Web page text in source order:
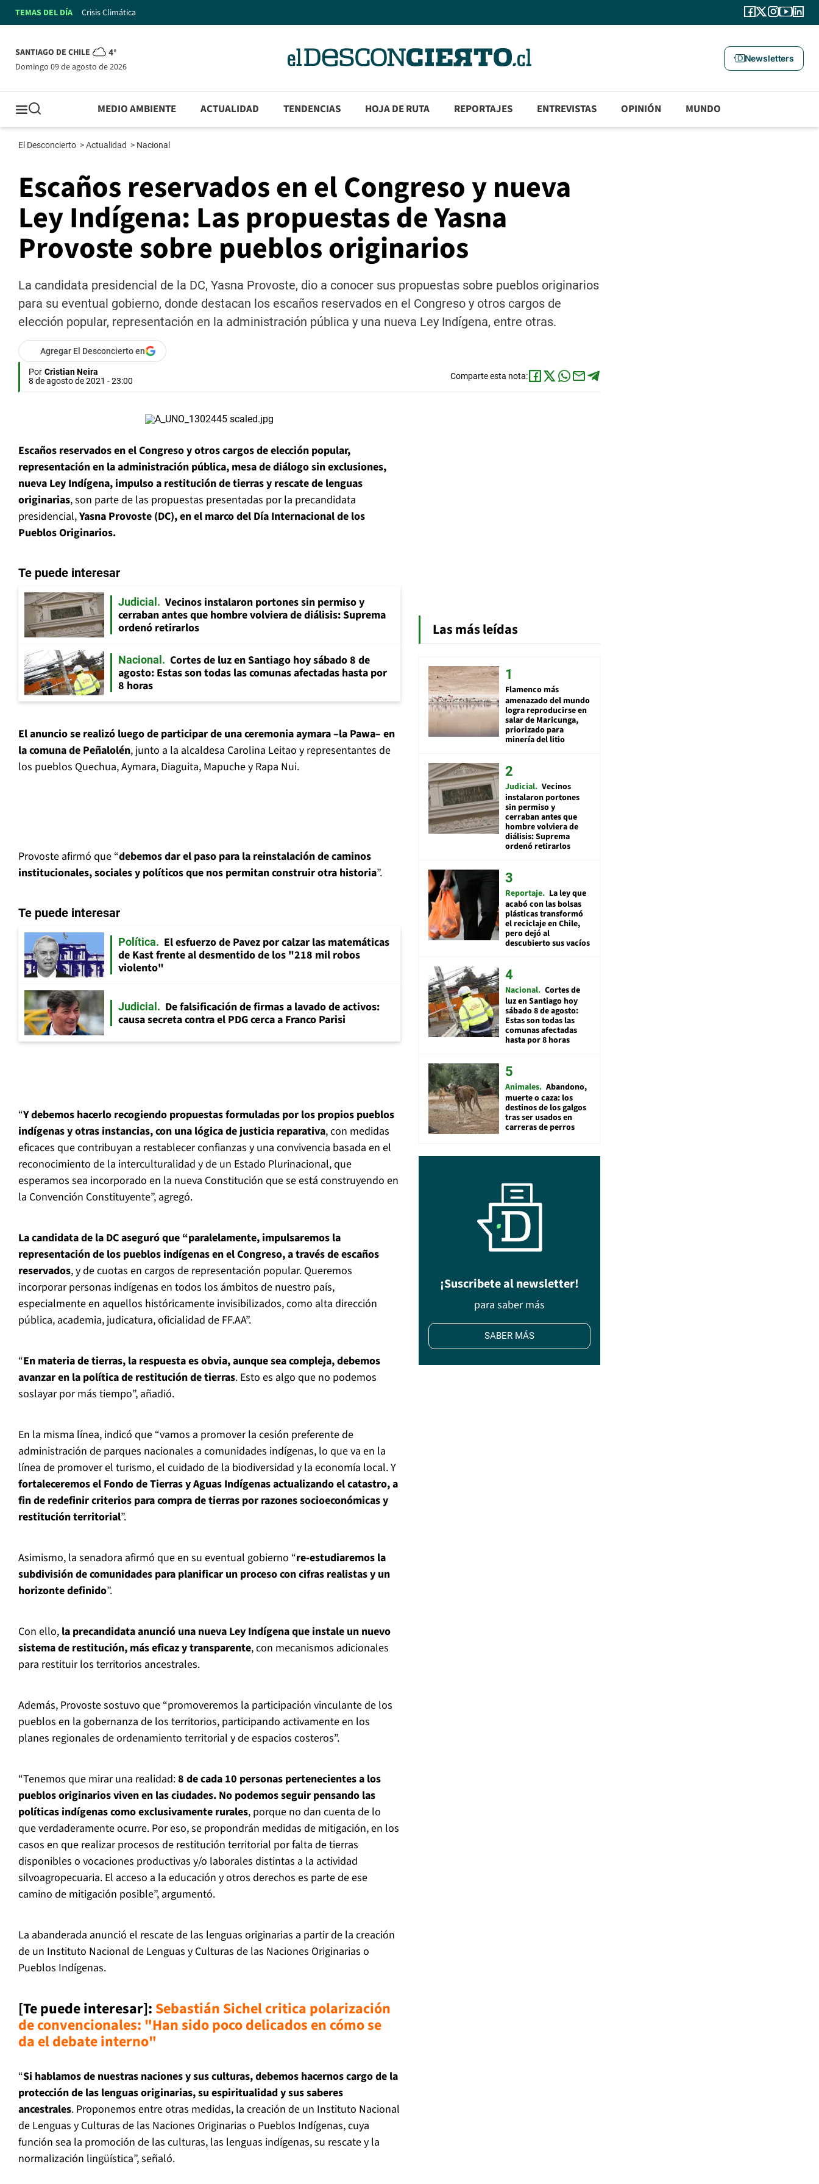
TEMAS DEL DÍA Crisis Climática
SANTIAGO DE CHILE 4°
domingo 09 de agosto de 2026
Newsletters
MEDIO AMBIENTE ACTUALIDAD TENDENCIAS HOJA DE RUTA REPORTAJES ENTREVISTAS OPINIÓN MUNDO
El Desconcierto >Actualidad > Nacional
Escaños reservados en el Congreso y nueva
Ley Indígena: Las propuestas de Yasna
Provoste sobre pueblos originarios
La candidata presidencial de la DC, Yasna Provoste, dio a conocer sus propuestas sobre pueblos originarios
para su eventual gobierno, donde destacan los escaños reservados en el Congreso y otros cargos de
elección popular, representación en la administración pública y una nueva Ley Indígena, entre otras.
Agregar El Desconcierto en
Por Cristian Neira
8 de agosto de 2021 - 23:00
Comparte esta nota:
Escaños reservados en el Congreso y otros cargos de elección popular,
representación en la administración pública, mesa de diálogo sin exclusiones,
nueva Ley Indígena, impulso a restitución de tierras y rescate de lenguas
originarias, son parte de las propuestas presentadas por la precandidata
presidencial,Yasna Provoste (DC), en el marco del Día Internacional de los
Pueblos Originarios.
Te puede interesar
Judicial
Vecinos instalaron portones sin permiso y
cerraban antes que hombre volviera de diálisis: Suprema
ordenó retirarlos
Nacional
Cortes de luz en Santiago hoy sábado 8 de
agosto: Estas son todas las comunas afectadas hasta por
8 horas
El anuncio se realizó luego de participar de una ceremonia aymara –la Pawa– en
la comuna de Peñalolén, junto a la alcaldesa Carolina Leitao y representantes de
los pueblos Quechua, Aymara, Diaguita, Mapuche y Rapa Nui.
Provoste afirmó que “debemos dar el paso para la reinstalación de caminos
institucionales, sociales y políticos que nos permitan construir otra historia”.
Te puede interesar
Política
El esfuerzo de Pavez por calzar las matemáticas
de Kast frente al desmentido de los "218 mil robos
violento"
Judicial
De falsificación de firmas a lavado de activos:
causa secreta contra el PDG cerca a Franco Parisi
“Y debemos hacerlo recogiendo propuestas formuladas por los propios pueblos
indígenas y otras instancias, con una lógica de justicia reparativa, con medidas
eficaces que contribuyan a restablecer confianzas y una convivencia basada en el
reconocimiento de la interculturalidad y de un Estado Plurinacional, que
esperamos sea incorporado en la nueva Constitución que se está construyendo en
la Convención Constituyente”, agregó.
La candidata de la DC aseguró que “paralelamente, impulsaremos la
representación de los pueblos indígenas en el Congreso, a través de escaños
reservados, y de cuotas en cargos de representación popular. Queremos
incorporar personas indígenas en todos los ámbitos de nuestro país,
especialmente en aquellos históricamente invisibilizados, como alta dirección
pública, academia, judicatura, oficialidad de FF.AA”.
“En materia de tierras, la respuesta es obvia, aunque sea compleja, debemos
avanzar en la política de restitución de tierras. Esto es algo que no podemos
soslayar por más tiempo”, añadió.
En la misma línea, indicó que “vamos a promover la cesión preferente de
administración de parques nacionales a comunidades indígenas, lo que va en la
línea de promover el turismo, el cuidado de la biodiversidad y la economía local. Y
fortaleceremos el Fondo de Tierras y Aguas Indígenas actualizando el catastro, a
fin de redefinir criterios para compra de tierras por razones socioeconómicas y
restitución territorial”.
Asimismo, la senadora afirmó que en su eventual gobierno “re-estudiaremos la
subdivisión de comunidades para planificar un proceso con cifras realistas y un
horizonte definido”.
Con ello, la precandidata anunció una nueva Ley Indígena que instale un nuevo
sistema de restitución, más eficaz y transparente, con mecanismos adicionales
para restituir los territorios ancestrales.
Además, Provoste sostuvo que “promoveremos la participación vinculante de los
pueblos en la gobernanza de los territorios, participando activamente en los
planes regionales de ordenamiento territorial y de espacios costeros”.
“Tenemos que mirar una realidad:8 de cada 10 personas pertenecientes a los
pueblos originarios viven en las ciudades. No podemos seguir pensando las
políticas indígenas como exclusivamente rurales, porque no dan cuenta de lo
que verdaderamente ocurre. Por eso, se propondrán medidas de mitigación, en los
casos en que realizar procesos de restitución territorial por falta de tierras
disponibles o vocaciones productivas y/o laborales distintas a la actividad
silvoagropecuaria. El acceso a la educación y otros derechos es parte de ese
camino de mitigación posible”, argumentó.
La abanderada anunció el rescate de las lenguas originarias a partir de la creación
de un Instituto Nacional de Lenguas y Culturas de las Naciones Originarias o
Pueblos Indígenas.
[Te puede interesar]: Sebastián Sichel critica polarización
de convencionales: "Han sido poco delicados en cómo se
da el debate interno"
“Si hablamos de nuestras naciones y sus culturas, debemos hacernos cargo de la
protección de las lenguas originarias, su espiritualidad y sus saberes
ancestrales. Proponemos entre otras medidas, la creación de un Instituto Nacional
de Lenguas y Culturas de las Naciones Originarias o Pueblos Indígenas, cuya
función sea la promoción de las culturas, las lenguas indígenas, su rescate y la
normalización lingüística”, señaló.
Las más leídas
Flamenco más
amenazado del mundo
logra reproducirse en
salar de Maricunga,
priorizado para
minería del litio
Judicial Vecinos
instalaron portones
sin permiso y
cerraban antes que
hombre volviera de
diálisis: Suprema
ordenó retirarlos
Reportaje La ley que
acabó con las bolsas
plásticas transformó
el reciclaje en Chile,
pero dejó al
descubierto sus vacíos
Nacional Cortes de
luz en Santiago hoy
sábado 8 de agosto:
Estas son todas las
comunas afectadas
hasta por 8 horas
Animales Abandono,
muerte o caza: los
destinos de los galgos
tras ser usados en
carreras de perros
¡Suscribete al newsletter!
para saber más
SABER MÁS